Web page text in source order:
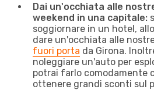
Dai un'occhiata alle
weekend in una capitale:
soggiornare in un hotel,
dare un'occhiata alle
fuori porta da Girona.
noleggiare un'auto per
potrai farlo comodamente
ottenere grandi sconti sul